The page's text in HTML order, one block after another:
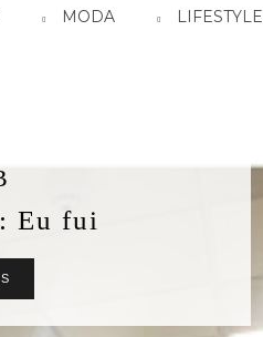
MODA LIFESTYLE
e Flores
Amores e
é viver